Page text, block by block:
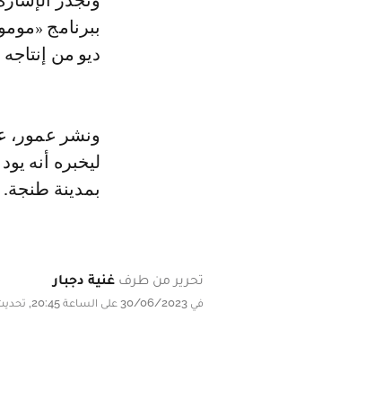
ببرنامج
ديو من
ونشر عمور،
ليخبره أنه
بمدينة طنجة.
تحرير من طرف غنية دجبار
في 30/06/2023 على الساعة 20:45, تحديث بتاريخ 30/06/2023 على الساعة 20:45